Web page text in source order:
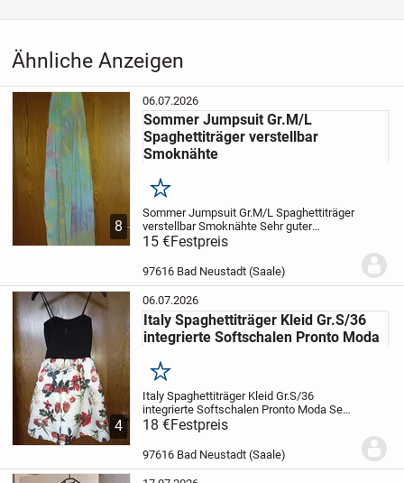
Ähnliche Anzeigen
8
06.07.2026
Sommer Jumpsuit Gr.M/L
Spaghettiträger verstellbar
Smoknähte
Merken
Sommer Jumpsuit Gr.M/L Spaghettiträger
verstellbar Smoknähte Sehr guter
Zustandzu verkaufen.
Versand möglich.
PayPal Freunde oder Bar.Der Verkauf
15 €Festpreis
97616 Bad Neustadt (Saale)
4
06.07.2026
Italy Spaghettiträger Kleid Gr.S/36
integrierte Softschalen Pronto Moda
Merken
Italy Spaghettiträger Kleid Gr.S/36
integrierte Softschalen Pronto Moda Sehr
guter Zustand, hinten Reißverschluss zu
verkaufen.
Versand möglich. Bezahlung per PayPal...
18 €Festpreis
97616 Bad Neustadt (Saale)
Damenkleidung›Festkleidung›